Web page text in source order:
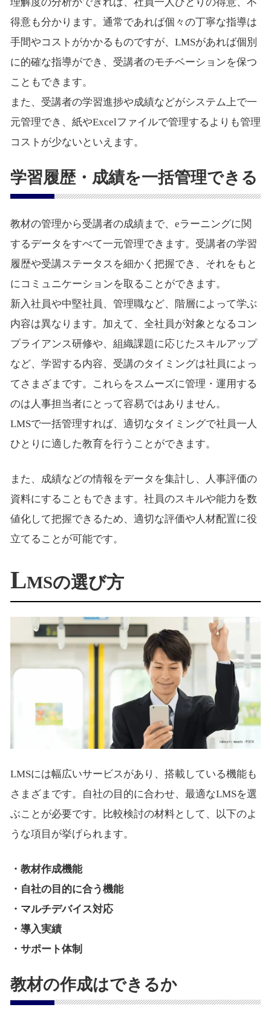
得意も分かります。通常であれば個々の丁寧な指導は
手間やコストがかかるものですが、LMSがあれば個別
に的確な指導ができ、受講者のモチベーションを保つ
こともできます。
また、受講者の学習進捗や成績などがシステム上で一
元管理でき、紙やExcelファイルで管理するよりも管理
コストが少ないといえます。
学習履歴・成績を⼀括管理できる
教材の管理から受講者の成績まで、eラーニングに関
するデータをすべて一元管理できます。受講者の学習
履歴や受講ステータスを細かく把握でき、それをもと
にコミュニケーションを取ることができます。
新入社員や中堅社員、管理職など、階層によって学ぶ
内容は異なります。加えて、全社員が対象となるコン
プライアンス研修や、組織課題に応じたスキルアップ
など、学習する内容、受講のタイミングは社員によっ
てさまざまです。これらをスムーズに管理・運用する
のは人事担当者にとって容易ではありません。
LMSで一括管理すれば、適切なタイミングで社員一人
ひとりに適した教育を行うことができます。
また、成績などの情報をデータを集計し、人事評価の
資料にすることもできます。社員のスキルや能力を数
値化して把握できるため、適切な評価や人材配置に役
立てることが可能です。
LMSの選び方
LMSには幅広いサービスがあり、搭載している機能も
さまざまです。自社の目的に合わせ、最適なLMSを選
ぶことが必要です。比較検討の材料として、以下のよ
うな項目が挙げられます。
・教材作成機能
・自社の目的に合う機能
・マルチデバイス対応
・導入実績
・サポート体制
教材の作成はできるか